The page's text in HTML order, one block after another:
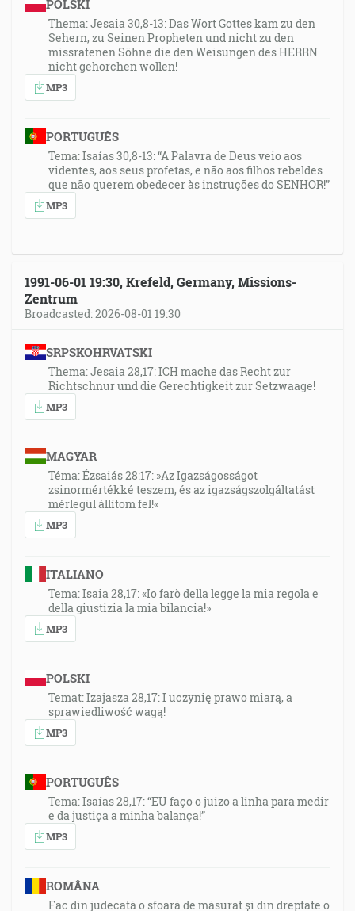
POLSKI
Thema: Jesaia 30,8-13: Das Wort Gottes kam zu den
Sehern, zu Seinen Propheten und nicht zu den
missratenen Söhne die den Weisungen des HERRN
nicht gehorchen wollen!
MP3
PORTUGUÊS
Tema: Isaías 30,8-13: “A Palavra de Deus veio aos
videntes, aos seus profetas, e não aos filhos rebeldes
que não querem obedecer às instruções do SENHOR!”
MP3
1991-06-01 19:30, Krefeld, Germany, Missions-
Zentrum
Broadcasted: 2026-08-01 19:30
SRPSKOHRVATSKI
Thema: Jesaia 28,17: ICH mache das Recht zur
Richtschnur und die Gerechtigkeit zur Setzwaage!
MP3
MAGYAR
Téma: Ézsaiás 28:17: »Az Igazságosságot
zsinormértékké teszem, és az igazságszolgáltatást
mérlegül állítom fel!«
MP3
ITALIANO
Tema: Isaia 28,17: «Io farò della legge la mia regola e
della giustizia la mia bilancia!»
MP3
POLSKI
Temat: Izajasza 28,17: I uczynię prawo miarą, a
sprawiedliwość wagą!
MP3
PORTUGUÊS
Tema: Isaías 28,17: “EU faço o juizo a linha para medir
e da justiça a minha balança!”
MP3
ROMÂNA
Fac din judecată o sfoară de măsurat și din dreptate o